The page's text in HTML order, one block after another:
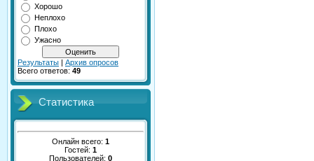
Хорошо
Неплохо
Плохо
Ужасно
Результаты | Архив опросов
Всего ответов: 49
Статистика
Онлайн всего: 1
Гостей: 1
Пользователей: 0